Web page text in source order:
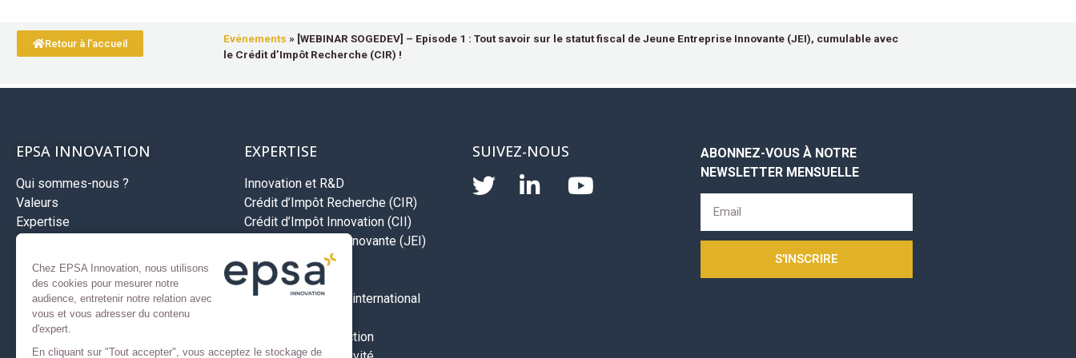
Chez EPSA Innovation, nous utilisons
des cookies pour mesurer notre
audience, entretenir notre relation avec
vous et vous adresser du contenu
d'expert.
En cliquant sur "Tout accepter", vous acceptez le stockage de
Retour à l'accueil Evénements » [WEBINAR SOGEDEV] – Episode 1 : Tout savoir sur le statut fiscal de Jeune Entreprise Innovante (JEI), cumulable avec
le Crédit d’Impôt Recherche (CIR) !
EPSA INNOVATION
Qui sommes-nous ?
Valeurs
Expertise
Méthodologie
EXPERTISE
Innovation et R&D
Crédit d’Impôt Recherche (CIR)
Crédit d’Impôt Innovation (CII)
Jeune entreprise innovante (JEI)
Aides Bpifrance
Investissements
Développement à l’international
Assurance prospection
SUIVEZ-NOUS
ABONNEZ-VOUS À NOTRE
NEWSLETTER MENSUELLE
S'INSCRIRE